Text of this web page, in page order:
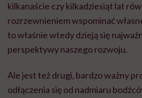
kilkanaście czy kilkadziesiąt lat
rozrzewnieniem wspominać
to właśnie wtedy dzieją się
perspektywy naszego rozwoju.
Ale jest też drugi, bardzo ważny
odłączenia się od nadmiaru